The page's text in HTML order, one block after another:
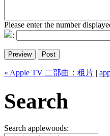
Please enter the number
:
« Apple TV 二部曲：租片
Search
Search applewoods: